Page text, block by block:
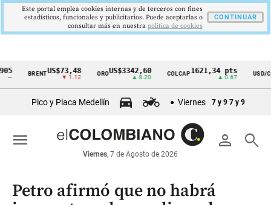
Cintillo
económicos
Colombia
BRENT US$73,48
▼ 1.12
ORO US$3342,60 COLCAP1621,34 pts USD/COP
▲
Pico y Placa Medellín Viernes 7 y 9 7 y 9
person search
Viernes, 7 de Agosto de 2026
menu
Petro afirmó que no habrá
Este portal emplea cookies internas y de terceros con fines
estadísticos, funcionales y publicitarios. Puede aceptarlas o
consultar más en nuestra politica de cookies
CONTINUAR